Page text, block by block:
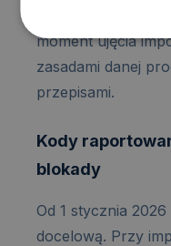
dane potrzebne
moment ujęcia
zasadami danej
przepisami.
Kody
blokady
Od 1 stycznia
docelową. Przy